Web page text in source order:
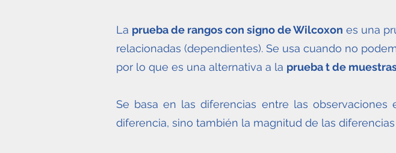
La prueba de rangos con signo de Wilcoxon es una
relacionadas (dependientes). Se usa cuando no
por lo que es una alternativa a la prueba t de
Se basa en las diferencias entre las
diferencia, sino también la magnitud de las